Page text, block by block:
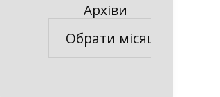
Архіви